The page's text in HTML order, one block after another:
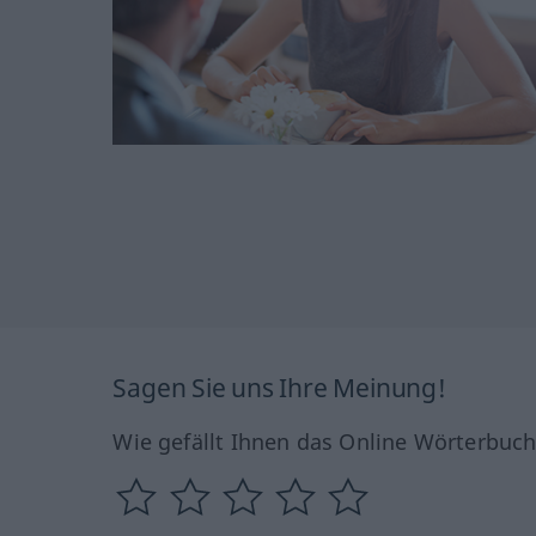
Sagen Sie uns Ihre Meinung!
Wie gefällt Ihnen das Online